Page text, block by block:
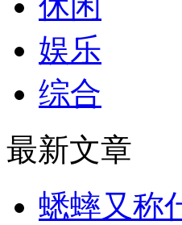
娱乐
综合
最新文章
蟋蟀又称